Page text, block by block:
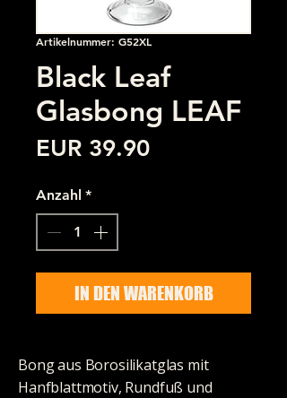
Artikelnummer: G52XL
Black Leaf
Glasbong LEAF
EUR 39.90Preis
Anzahl *
IN DEN WARENKORB
Bong aus Borosilikatglas mit
Hanfblattmotiv, Rundfuß und